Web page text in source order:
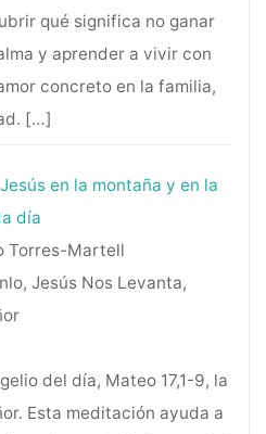
qué significa no ganar
y aprender a vivir con
concreto en la familia,
[…]
en la montaña y en la
día
Torres-Martell
Jesús Nos Levanta,
del día, Mateo 17,1-9, la
Esta meditación ayuda a